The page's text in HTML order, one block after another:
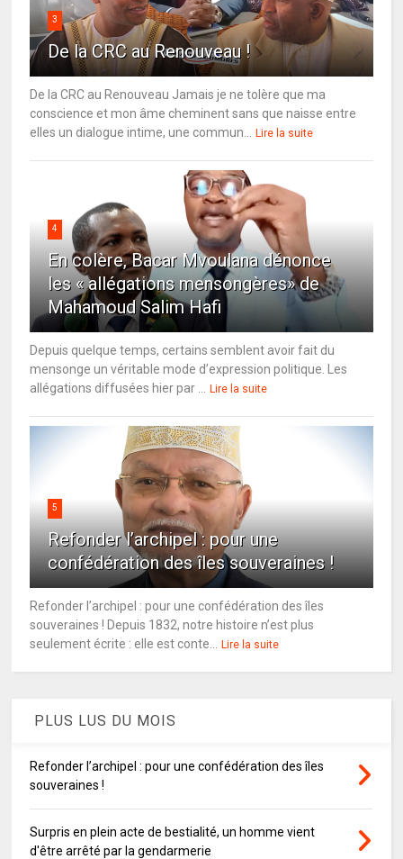
3
De la CRC au Renouveau !
De la CRC au Renouveau Jamais je ne tolère que ma
conscience et mon âme cheminent sans que naisse entre
elles un dialogue intime, une commun...
Lire la suite
4
En colère, Bacar Mvoulana dénonce
les « allégations mensongères» de
Mahamoud Salim Hafi
Depuis quelque temps, certains semblent avoir fait du
mensonge un véritable mode d’expression politique. Les
allégations diffusées hier par ...
Lire la suite
5
Refonder l’archipel : pour une
confédération des îles souveraines !
Refonder l’archipel : pour une confédération des îles
souveraines ! Depuis 1832, notre histoire n’est plus
seulement écrite : elle est conte...
Lire la suite
PLUS LUS DU MOIS
Refonder l’archipel : pour une confédération des îles
souveraines !
Surpris en plein acte de bestialité, un homme vient
d'être arrêté par la gendarmerie